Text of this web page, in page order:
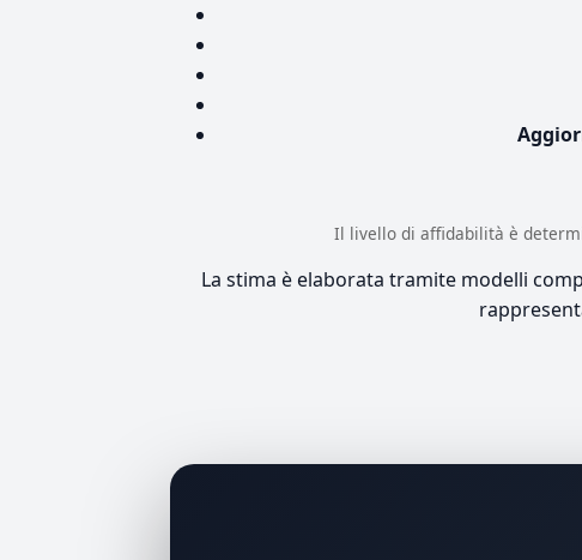
Il livello di affidabilità è
La stima è elaborata tramite modelli